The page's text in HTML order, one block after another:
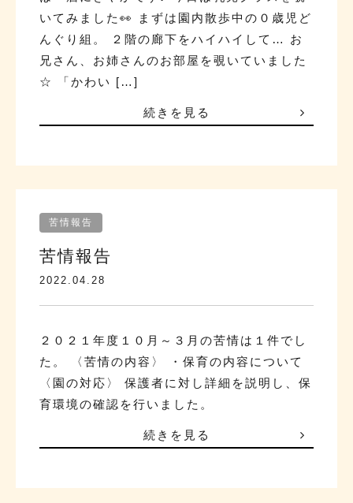
いてみました👀 まずは園内散歩中の０歳児ど
んぐり組。 ２階の廊下をハイハイして… お
兄さん、お姉さんのお部屋を覗いていました
☆ 「かわい […]
続きを見る
苦情報告
苦情報告
2022.04.28
２０２１年度１０月～３月の苦情は１件でし
た。 〈苦情の内容〉 ・保育の内容について
〈園の対応〉 保護者に対し詳細を説明し、保
育環境の確認を行いました。
続きを見る